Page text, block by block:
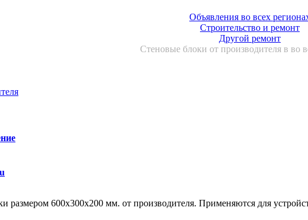
Объявления во всех
Строительство и ремонт
Другой ремонт
Стеновые блоки от производителя в во
размером 600х300х200 мм. от производителя. Применяются для